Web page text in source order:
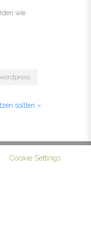
wie
wordpress
sollten »
Cookie Settings